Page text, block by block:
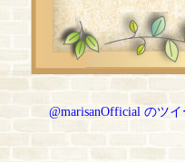
@marisanOfficial のツイ